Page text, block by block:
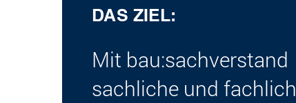
DAS ZIEL:
Mit bau:sachverstand
sachliche und fachlich